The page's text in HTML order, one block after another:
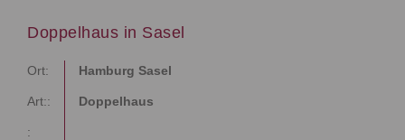
Doppelhaus in Sasel
Ort:
Art::
:
Hamburg Sasel
Doppelhaus